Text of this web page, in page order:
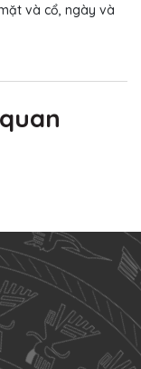
và cổ, ngày và